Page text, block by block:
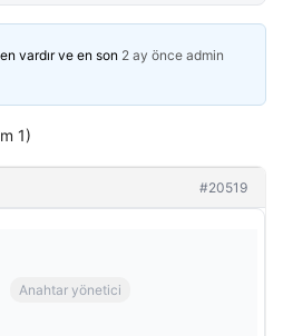
vardır ve en son 2 ay önce admin
1)
#20519
Anahtar yönetici